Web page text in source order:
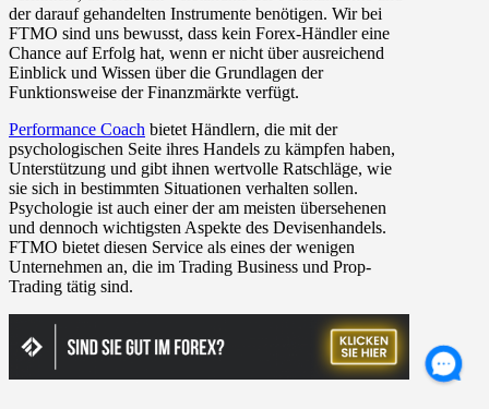
der darauf gehandelten Instrumente benötigen. Wir bei
FTMO sind uns bewusst, dass kein Forex-Händler eine
Chance auf Erfolg hat, wenn er nicht über ausreichend
Einblick und Wissen über die Grundlagen der
Funktionsweise der Finanzmärkte verfügt.
Performance Coach bietet Händlern, die mit der
psychologischen Seite ihres Handels zu kämpfen haben,
Unterstützung und gibt ihnen wertvolle Ratschläge, wie
sie sich in bestimmten Situationen verhalten sollen.
Psychologie ist auch einer der am meisten übersehenen
und dennoch wichtigsten Aspekte des Devisenhandels.
FTMO bietet diesen Service als eines der wenigen
Unternehmen an, die im Trading Business und Prop-
Trading tätig sind.